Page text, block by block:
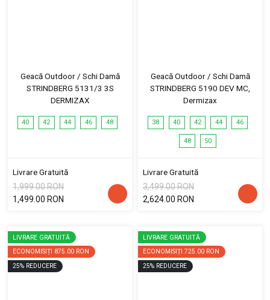
Geacă Outdoor / Schi Damă
STRINDBERG 5131/3 3S
DERMIZAX
40 42 44 46 48
Livrare Gratuită
1,999.00 RON
1,499.00 RON
Geacă Outdoor / Schi Damă
STRINDBERG 5190 DEV MC,
Dermizax
38 40 42 44 46
48 50
Livrare Gratuită
3,499.00 RON
2,624.00 RON
LIVRARE GRATUITĂ
ECONOMISIȚI 875.00 RON
25% REDUCERE
LIVRARE GRATUITĂ
ECONOMISIȚI 725.00 RON
25% REDUCERE